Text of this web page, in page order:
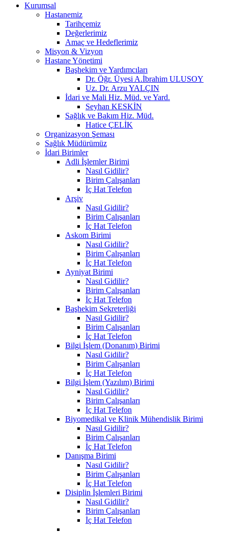
Kurumsal
Hastanemiz
Tarihçemiz
Değerlerimiz
Amaç ve Hedeflerimiz
Misyon & Vizyon
Hastane Yönetimi
Başhekim ve Yardımcıları
Dr. Öğr. Üyesi A.İbrahim ULUSOY
Uz. Dr. Arzu YALÇIN
İdari ve Mali Hiz. Müd. ve Yard.
Seyhan KESKİN
Sağlık ve Bakım Hiz. Müd.
Hatice ÇELİK
Organizasyon Şeması
Sağlık Müdürümüz
İdari Birimler
Adli İşlemler Birimi
Nasıl Gidilir?
Birim Çalışanları
İç Hat Telefon
Arşiv
Nasıl Gidilir?
Birim Çalışanları
İç Hat Telefon
Askom Birimi
Nasıl Gidilir?
Birim Çalışanları
İç Hat Telefon
Ayniyat Birimi
Nasıl Gidilir?
Birim Çalışanları
İç Hat Telefon
Başhekim Sekreterliği
Nasıl Gidilir?
Birim Çalışanları
İç Hat Telefon
Bilgi İşlem (Donanım) Birimi
Nasıl Gidilir?
Birim Çalışanları
İç Hat Telefon
Bilgi İşlem (Yazılım) Birimi
Nasıl Gidilir?
Birim Çalışanları
İç Hat Telefon
Biyomedikal ve Klinik Mühendislik Birimi
Nasıl Gidilir?
Birim Çalışanları
İç Hat Telefon
Danışma Birimi
Nasıl Gidilir?
Birim Çalışanları
İç Hat Telefon
Disiplin İşlemleri Birimi
Nasıl Gidilir?
Birim Çalışanları
İç Hat Telefon